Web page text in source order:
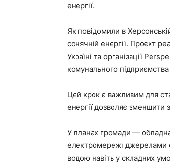
енергії.
Як повідомили в
сонячній енергії. Проєкт
Україні та організації
комунального підприємства
Цей крок є важливим для
енергії дозволяє зменшити
У планах громади —
електромережі джерелами
водою навіть у складних